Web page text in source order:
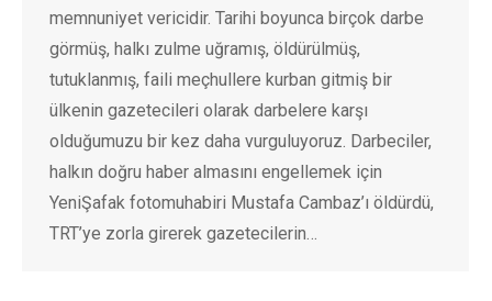
memnuniyet vericidir. Tarihi boyunca birçok darbe
görmüş, halkı zulme uğramış, öldürülmüş,
tutuklanmış, faili meçhullere kurban gitmiş bir
ülkenin gazetecileri olarak darbelere karşı
olduğumuzu bir kez daha vurguluyoruz. Darbeciler,
halkın doğru haber almasını engellemek için
YeniŞafak fotomuhabiri Mustafa Cambaz’ı öldürdü,
TRT’ye zorla girerek gazetecilerin…